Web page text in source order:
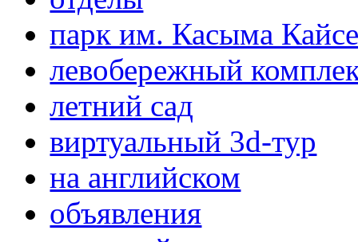
парк им. Касыма
левобережный
летний сад
виртуальный 3d-тур
на английском
объявления